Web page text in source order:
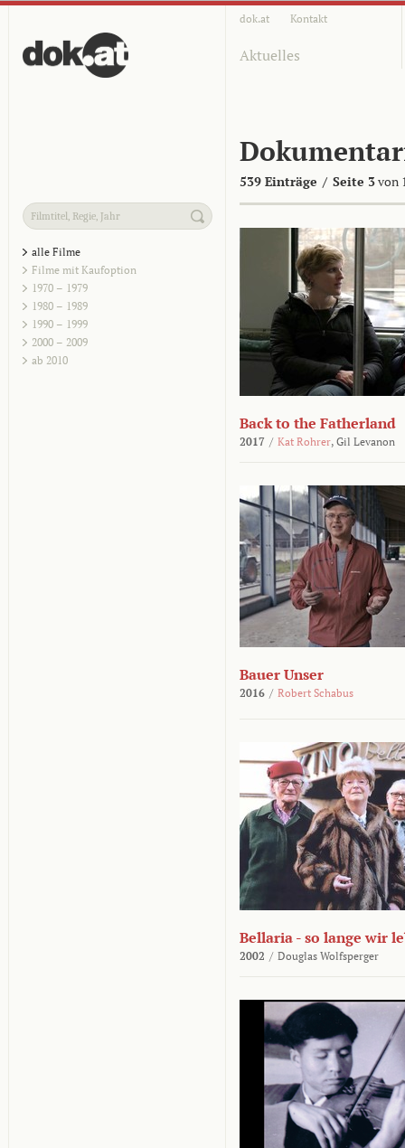
dok.at Kontakt
Aktuelles
539 Einträge / Seite 3von
alle Filme
Filme mit Kaufoption
1970 – 1979
1980 – 1989
1990 – 1999
2000 – 2009
ab 2010
Back to the Fatherland
2017 / Kat Rohrer, Gil Levanon
Bauer Unser
2016 / Robert Schabus
Bellaria - so lange wir
2002 / Douglas Wolfsperger